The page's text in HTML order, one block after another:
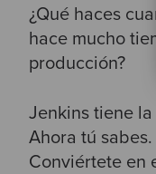
¿Qué haces
hace mucho
producción?
Jenkins tiene
Ahora tú sabes.
Conviértete en